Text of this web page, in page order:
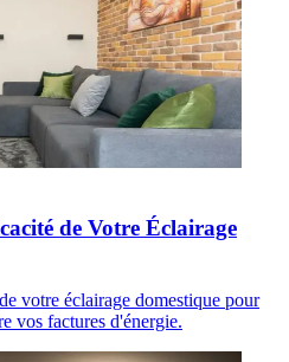
de Votre Éclairage
votre éclairage domestique pour
vos factures d'énergie.